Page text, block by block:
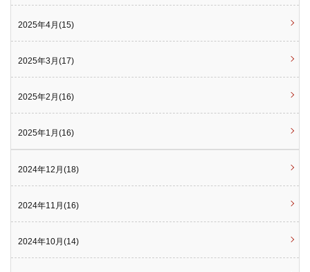
2025年4月(15)
2025年3月(17)
2025年2月(16)
2025年1月(16)
2024年12月(18)
2024年11月(16)
2024年10月(14)